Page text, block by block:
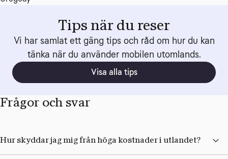
Tips när du reser
Vi har samlat ett gäng tips och råd om hur du kan
tänka när du använder mobilen utomlands.
Visa alla tips
Frågor och svar
Hur skyddar jag mig från höga kostnader i utlandet?